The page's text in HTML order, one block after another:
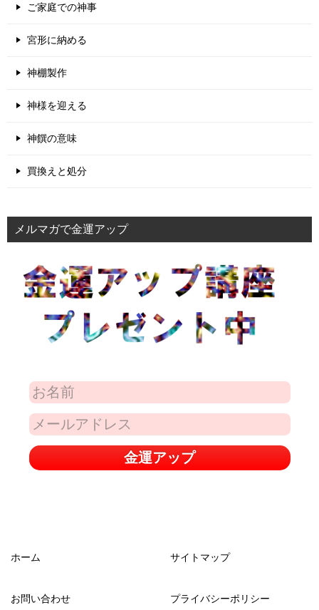
ご家庭での神事
宮形に納める
神棚製作
神様を迎える
神饌の意味
買換えと処分
メルマガで金運アップ
ホーム サイトマップ
お問い合わせ プライバシーポリシー